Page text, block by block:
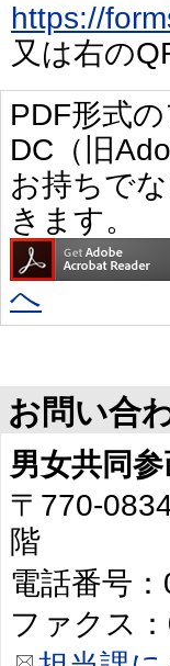
https://
又は右の
PDF形式
DC（旧
お持ちで
きます。
へ
お問い合
男女共同
〒770-
階
電話番号
ファクス